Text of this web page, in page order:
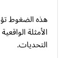
هذه الضغوط
الأمثلة
التحديات.